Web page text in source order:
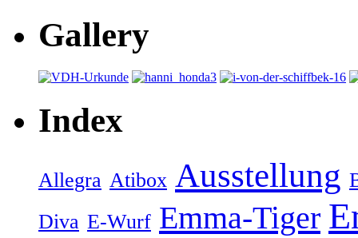
Gallery
Index
Allegra Atibox Ausstellung
Diva E-Wurf Emma-Tiger